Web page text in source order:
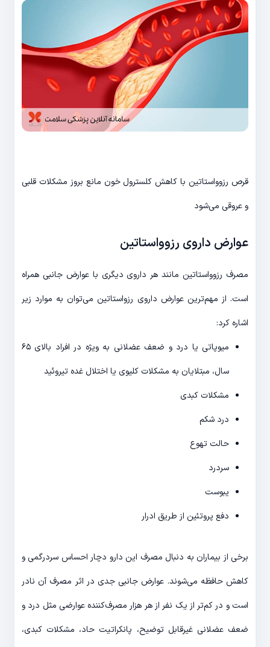
قرص رزوواستاتین با کاهش کلسترول خون مانع بروز مشکلات قلبی
و عروقی می‌شود
عوارض داروی رزوواستاتین
مصرف رزوواستاتین مانند هر داروی دیگری با عوارض جانبی همراه
است. از مهم‌ترین عوارض داروی رزواستاتین می‌توان به موارد زیر
اشاره کرد:
میوپاتی یا درد و ضعف عضلانی به ویژه در افراد بالای ۶۵
سال، مبتلایان به مشکلات کلیوی یا اختلال غده تیروئید
مشکلات کبدی
درد شکم
حالت تهوع
سردرد
یبوست
دفع پروتئین از طریق ادرار
برخی از بیماران به دنبال مصرف این دارو دچار احساس سردرگمی و
کاهش حافظه می‌شوند. عوارض جانبی جدی در اثر مصرف آن نادر
است و در کم‌تر از یک نفر از هر هزار مصرف‌کننده عوارضی مثل درد و
ضعف عضلانی غیرقابل توضیح، پانکراتیت حاد، مشکلات کبدی،